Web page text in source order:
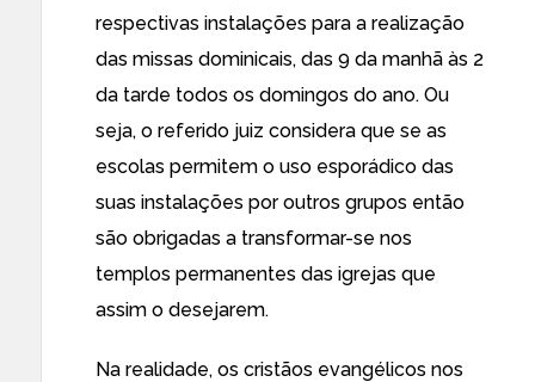
respectivas instalações para a realização
das missas dominicais, das 9 da manhã às 2
da tarde todos os domingos do ano. Ou
seja, o referido juiz considera que se as
escolas permitem o uso esporádico das
suas instalações por outros grupos então
são obrigadas a transformar-se nos
templos permanentes das igrejas que
assim o desejarem.
Na realidade, os cristãos evangélicos nos